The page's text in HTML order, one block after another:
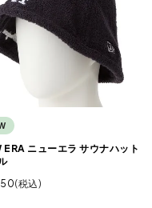
ERA ニューエラ サウナハット
税込